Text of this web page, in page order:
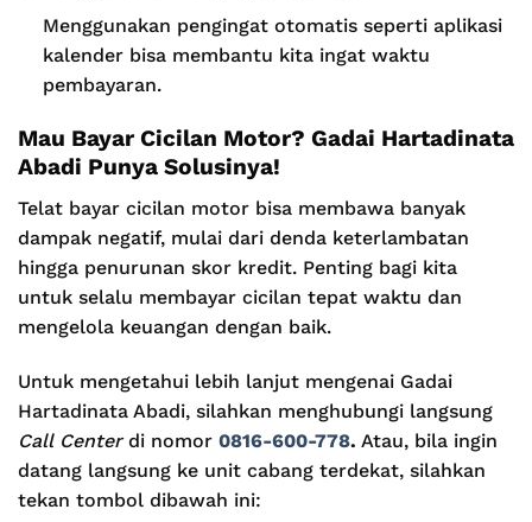
Menggunakan pengingat otomatis seperti aplikasi
kalender bisa membantu kita ingat waktu
pembayaran.
Mau Bayar Cicilan Motor? Gadai Hartadinata
Abadi Punya Solusinya!
Telat bayar cicilan motor bisa membawa banyak
dampak negatif, mulai dari denda keterlambatan
hingga penurunan skor kredit. Penting bagi kita
untuk selalu membayar cicilan tepat waktu dan
mengelola keuangan dengan baik.
Untuk mengetahui lebih lanjut mengenai Gadai
Hartadinata Abadi, silahkan menghubungi langsung
Call Centerdi nomor 0816-600-778. Atau, bila ingin
datang langsung ke unit cabang terdekat, silahkan
tekan tombol dibawah ini: